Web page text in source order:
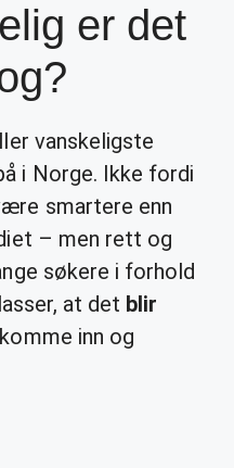
er det
vanskeligste
i Norge. Ikke fordi
smartere enn
– men rett og
søkere i forhold
at det blir
inn og